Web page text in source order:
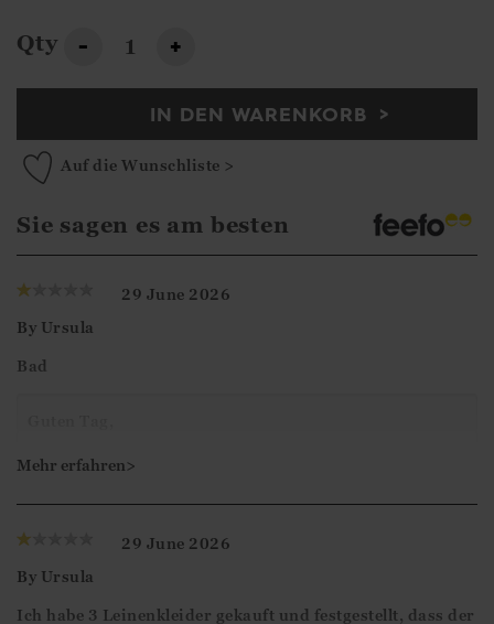
Qty - +
IN DEN WARENKORB
Auf die Wunschliste >
Sie sagen es am besten
29 June 2026
By Ursula
Bad
Mit freundlichen Grüßen
Ismini
Mehr erfahren>
29 June 2026
By Ursula
Ich habe 3 Leinenkleider gekauft und festgestellt, dass der